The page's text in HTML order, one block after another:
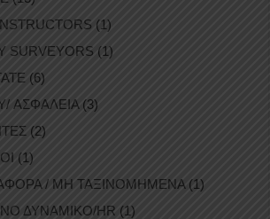
(1)
SURVEYORS (1)
(6)
ΑΣΦΑΛΕΙΑ(3)
(2)
(1)
/ ΜΗ ΤΑΞΙΝΟΜΗΜΕΝΑ(1)
ΔΥΝΑΜΙΚΟ/HR (1)